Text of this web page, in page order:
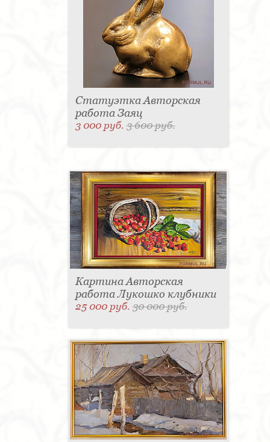
Статуэтка Авторская
работа Заяц
3 000 руб.3 600 руб.
Картина Авторская
работа Лукошко клубники
25 000 руб.30 000 руб.